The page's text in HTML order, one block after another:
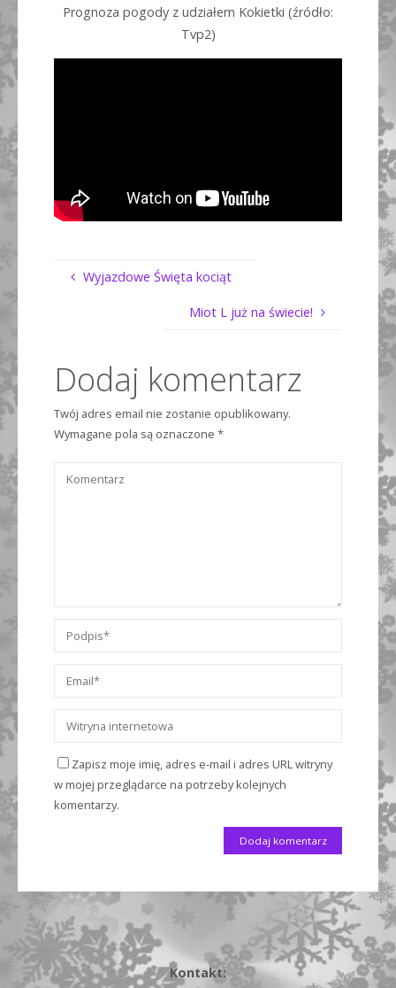
Prognoza pogody z udziałem Kokietki (źródło:
Tvp2)
Wyjazdowe Święta kociąt
Miot L już na świecie!
Dodaj komentarz
Twój adres email nie zostanie opublikowany.
Wymagane pola są oznaczone *
Zapisz moje imię, adres e-mail i adres URL witryny
w mojej przeglądarce na potrzeby kolejnych
komentarzy.
Kontakt: